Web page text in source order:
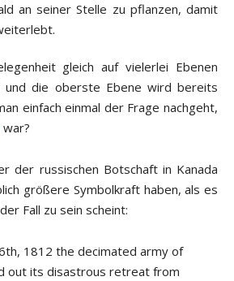
an seiner Stelle zu pflanzen, damit
gleich auf vielerlei Ebenen
und die oberste Ebene wird bereits
einfach einmal der Frage nachgeht,
war?
der russischen Botschaft in Kanada
größere Symbolkraft haben, als es
Fall zu sein scheint:
1812 the decimated army of
out its disastrous retreat from